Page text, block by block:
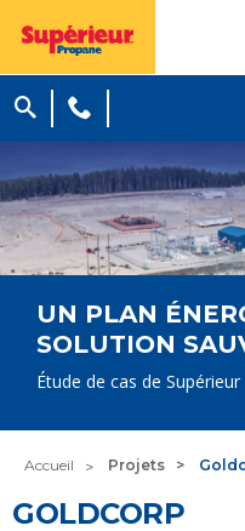
UN PLAN
SOLUTION
Étude de cas de
Accueil Projets
GOLDCORP